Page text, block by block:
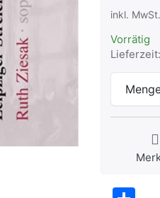
inkl.
Vorrätig
Lieferzeit: